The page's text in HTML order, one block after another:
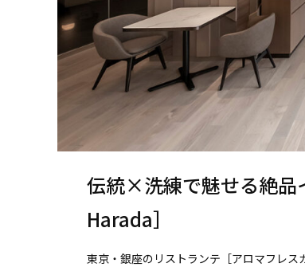
伝統×洗練で魅せる絶
Harada］
東京・銀座のリストランテ［アロマフレ